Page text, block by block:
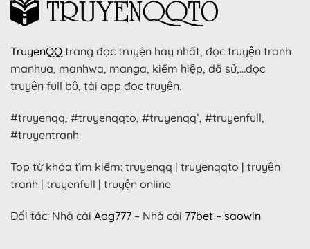
TruyenQQ trang đọc truyện hay nhất, đọc truyện tranh
manhua, manhwa, manga, kiếm hiệp, dã sử,…đọc
truyện full bộ, tải app đọc truyện.
#truyenqq, #truyenqqto, #truyenqq’, #truyenfull,
#truyentranh
Top từ khóa tìm kiếm: truyenqq | truyenqqto | truyện
tranh | truyenfull | truyện online
Đối tác: Nhà cái Aog777 – Nhà cái 77bet – saowin